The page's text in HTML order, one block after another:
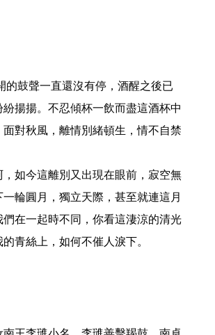
揚揚。不忍傾杯一飲而盡這酒杯中
對秋風，離情別緒頓生，情不自禁
如今這離別又出現在眼前，寂空無
輪圓月，獨立天際，甚至就連這月
在一起時不同，你看這淒涼的清光
青絲上，如何不催人淚下。